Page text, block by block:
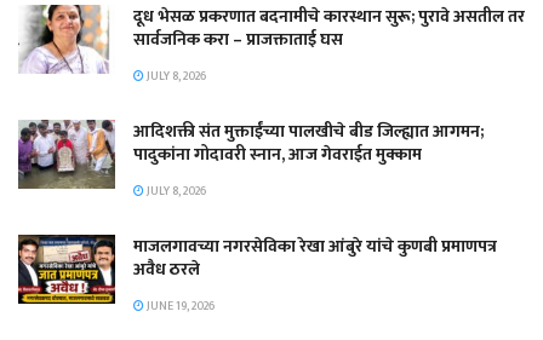
दूध भेसळ प्रकरणात बदनामीचे कारस्थान सुरू; पुरावे असतील तर
सार्वजनिक करा – प्राजक्ताताई घस
JULY 8, 2026
आदिशक्ती संत मुक्ताईंच्या पालखीचे बीड जिल्ह्यात आगमन;
पादुकांना गोदावरी स्नान, आज गेवराईत मुक्काम
JULY 8, 2026
माजलगावच्या नगरसेविका रेखा आंबुरे यांचे कुणबी प्रमाणपत्र
अवैध ठरले
JUNE 19, 2026